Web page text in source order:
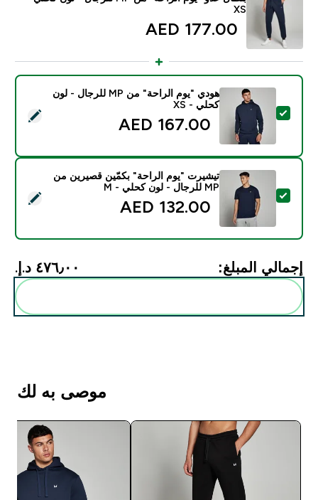
XS
177.00 AED‎
تحديد هذا المنتج - هودي "يوم الراحة" من MP للرجال - لون كحلي - XS
هودي "يوم الراحة" من MP للرجال - لون
كحلي - XS
167.00 AED‎
تحديد هذا المنتج - تيشيرت "يوم الراحة" بكمّين قصيرين من MP للرجال - لون كحلي - M
تيشيرت "يوم الراحة" بكمّين قصيرين من
MP للرجال - لون كحلي - M
132.00 AED‎
إجمالي المبلغ: ٤٧٦٫٠٠ د.إ.‏‎
موصى به لك